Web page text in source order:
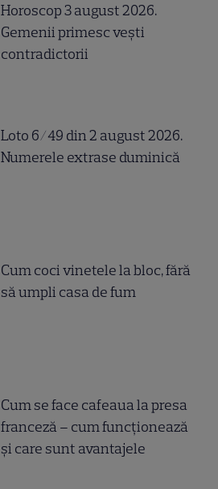
Horoscop 3 august 2026.
Gemenii primesc vești
contradictorii
Loto 6/49 din 2 august 2026.
Numerele extrase duminică
Cum coci vinetele la bloc, fără
să umpli casa de fum
Cum se face cafeaua la presa
franceză – cum funcționează
și care sunt avantajele